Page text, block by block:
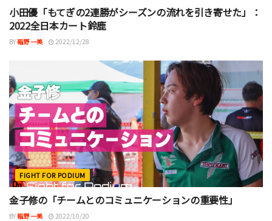
小田優「もてぎの2連勝がシーズンの流れを引き寄せた」：
2022全日本カート鈴鹿
BY稲野 一美 2022/12/28
FIGHT FOR PODIUM
金子修の「チームとのコミュニケーションの重要性」
BY稲野 一美 2022/10/20